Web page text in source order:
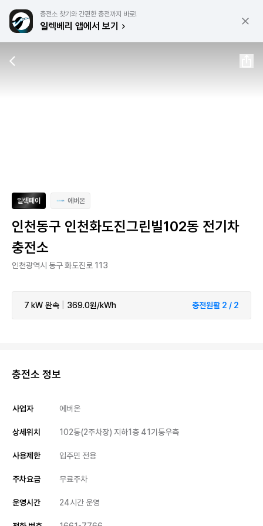
충전소 찾기와 간편한 충전까지 바로!
일렉베리 앱에서 보기
일렉페이 에버온
인천동구 인천화도진그린빌102동 전기차
충전소
인천광역시 동구 화도진로 113
7 kW 완속 369.0원/kWh 충전원활 2 / 2
충전소 정보
사업자 에버온
상세위치 102동(2주차장) 지하1층 41기둥우측
사용제한 입주민 전용
주차요금 무료주차
운영시간 24시간 운영